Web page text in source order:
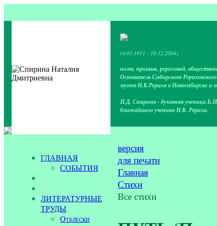
(4.05.1911 - 10.12.2004)
поэт, прозаик, рериховед,
Основатель Сибирского
музеев Н.К.Рериха в Новосибирске и
Н.Д. Спирина - духовная ученица
ближайшего ученика Н.К. Рериха.
ГЛАВНАЯ
СОБЫТИЯ
ЛИТЕРАТУРНЫЕ
ТРУДЫ
Отблески
версия
для печати
Главная
Стихи
Все стихи